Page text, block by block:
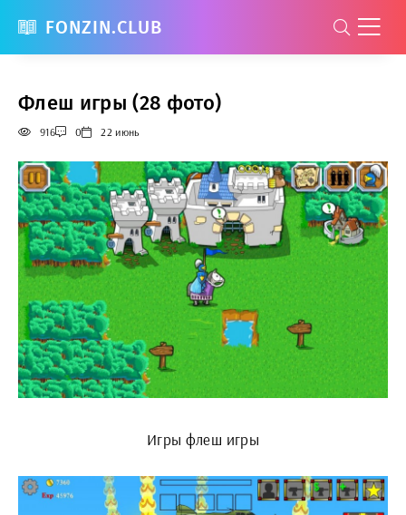
FONZIN.CLUB
Флеш игры (28 фото)
916 0 22 июнь
Игры флеш игры